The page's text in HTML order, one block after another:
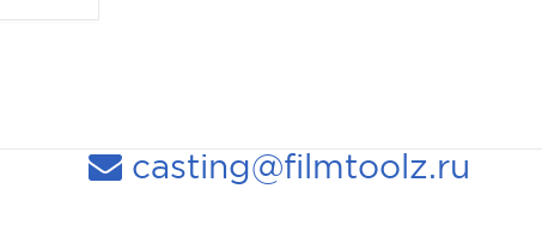
casting@filmtoolz.ru